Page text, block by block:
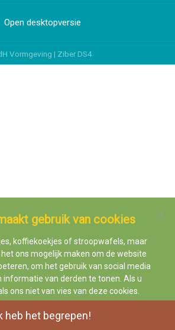
gebruik van cookies
koffiekoekjes of stroopwafels, maar
ons mogelijk maken om de website
om het gebruik van social media
informatie van derden te tonen. Als u
ons niet van vies van deze cookies.
heb het begrepen!
Open desktopversie
Vormgeving | Ziber DS4